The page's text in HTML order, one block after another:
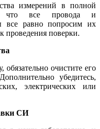
измерений в полной
что все провода и
все равно попросим их
проведения поверки.
очистите его
убедитесь,
электрических или
СИ